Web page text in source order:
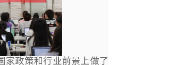
家政策和行业前景上做了